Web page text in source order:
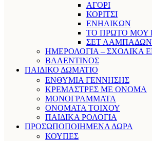
ΑΓΟΡΙ
ΚΟΡΙΤΣΙ
ΕΝΗΛΙΚΩΝ
ΤΟ ΠΡΩΤΟ ΜΟΥ
ΣΕΤ ΛΑΜΠΑΔΩΝ
ΗΜΕΡΟΛΟΓΙΑ – ΣΧΟΛΙΚΑ
ΒΑΛΕΝΤΙΝΟΣ
ΠΑΙΔΙΚΟ ΔΩΜΑΤΙΟ
ΕΝΘΥΜΙΑ ΓΕΝΝΗΣΗΣ
ΚΡΕΜΑΣΤΡΕΣ ΜΕ ΟΝΟΜΑ
ΜΟΝΟΓΡΑΜΜΑΤΑ
ΟΝΟΜΑΤΑ ΤΟΙΧΟΥ
ΠΑΙΔΙΚΑ ΡΟΛΟΓΙΑ
ΠΡΟΣΩΠΟΠΟΙΗΜΕΝΑ ΔΩΡΑ
ΚΟΥΠΕΣ